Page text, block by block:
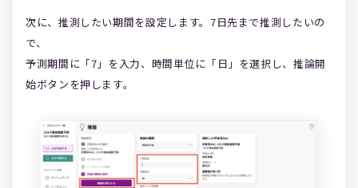
次に、推測したい期間を設定します。7日先まで推測したいの
で、
予測期間に「7」を入力、時間単位に「日」を選択し、推論開
始ボタンを押します。